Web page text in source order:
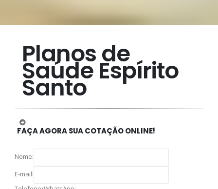
Planos de
Saúde Espírito
Santo
FAÇA AGORA SUA COTAÇÃO ONLINE!
Nome:
E-mail: